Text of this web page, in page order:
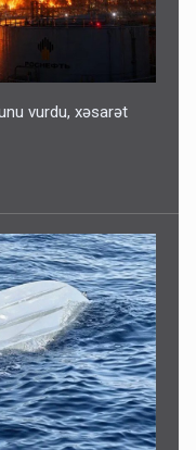
- Bunları etməzdən
dağıdırlar” -
vurdu, xəsarət